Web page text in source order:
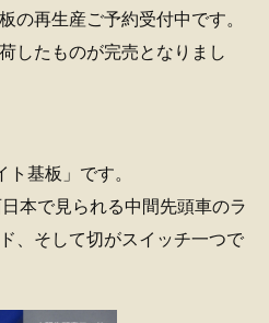
の再生産ご予約受付中です。
したものが完売となりまし
基板」です。
本で見られる中間先頭車のラ
、そして切がスイッチ一つで